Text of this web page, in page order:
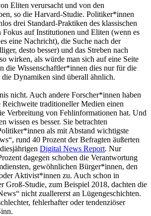
Eliten verursacht und von den
so die Harvard-Studie. Politiker*innen
drei Standard-Praktiken des klassischen
Fokus auf Institutionen und Eliten (wenn es
eine Nachricht), die Suche nach der
desto besser) und das Streben nach
wirken, als würde man sich auf eine Seite
die Wissenschaftler*innen dies nur für die
Dynamiken sind überall ähnlich.
nicht. Auch andere Forscher*innen haben
Reichweite traditioneller Medien einen
Verbreitung von Fehlinformationen hat. Und
wissen es besser. Sie betrachten
als mit Abstand wichtigste
rund 40 Prozent der Befragten äußerten
Digital News Report. Nur
dagegen schoben die Verantwortung
gewöhnlichen Bürger*innen, den
Aktivist*innen zu. Auch schon in
Groß-Studie, zum Beispiel 2018, dachten die
nicht zuallererst an Lügengeschichten.
fehlerhafter oder tendenziöser